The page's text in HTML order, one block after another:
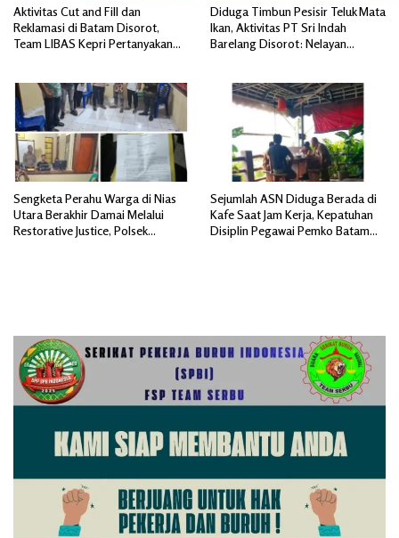
Aktivitas Cut and Fill dan
Reklamasi di Batam Disorot,
Team LIBAS Kepri Pertanyakan
Diduga Timbun Pesisir Teluk Mata
Ikan, Aktivitas PT Sri Indah
Barelang Disorot: Nelayan
Sengketa Perahu Warga di Nias
Utara Berakhir Damai Melalui
Restorative Justice, Polsek
Sejumlah ASN Diduga Berada di
Kafe Saat Jam Kerja, Kepatuhan
Disiplin Pegawai Pemko Batam